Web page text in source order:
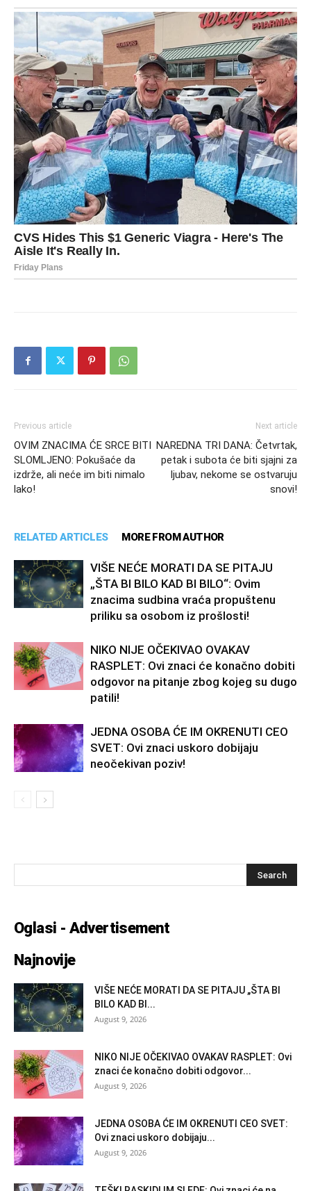
Previous article
OVIM ZNACIMA ĆE SRCE BITI
SLOMLJENO: Pokušaće da
izdrže, ali neće im biti nimalo
lako!
Next article
NAREDNA TRI DANA: Četvrtak,
petak i subota će biti sjajni za
ljubav, nekome se ostvaruju
snovi!
RELATED ARTICLES MORE FROM AUTHOR
VIŠE NEĆE MORATI DA SE PITAJU
„ŠTA BI BILO KAD BI BILO“: Ovim
znacima sudbina vraća propuštenu
priliku sa osobom iz prošlosti!
NIKO NIJE OČEKIVAO OVAKAV
RASPLET: Ovi znaci će konačno dobiti
odgovor na pitanje zbog kojeg su dugo
patili!
JEDNA OSOBA ĆE IM OKRENUTI CEO
SVET: Ovi znaci uskoro dobijaju
neočekivan poziv!
Oglasi - Advertisement
Najnovije
VIŠE NEĆE MORATI DA SE PITAJU „ŠTA BI
BILO KAD BI...
August 9, 2026
NIKO NIJE OČEKIVAO OVAKAV RASPLET: Ovi
znaci će konačno dobiti odgovor...
August 9, 2026
JEDNA OSOBA ĆE IM OKRENUTI CEO SVET:
Ovi znaci uskoro dobijaju...
August 9, 2026